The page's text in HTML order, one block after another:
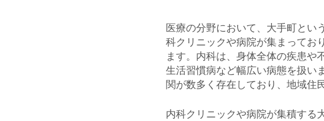
医療の分野において、大手町とい
科クリニックや病院が集まってお
ます。内科は、身体全体の疾患や
生活習慣病など幅広い病態を扱い
関が数多く存在しており、地域住
内科クリニックや病院が集積する